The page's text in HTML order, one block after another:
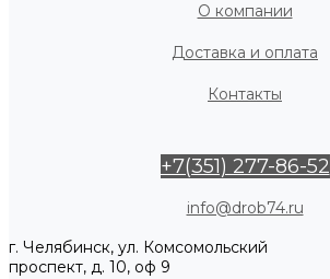
О компании
Доставка и оплата
Контакты
+7(351) 277-86-52
info@drob74.ru
г. Челябинск, ул. Комсомольский
проспект, д. 10, оф 9